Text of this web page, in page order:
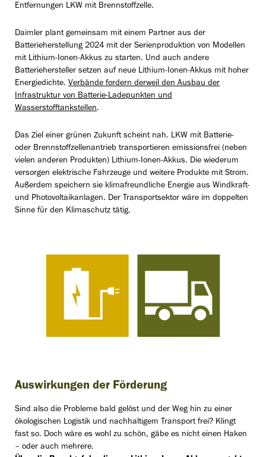
Entfernungen LKW mit Brennstoffzelle.
Daimler plant gemeinsam mit einem Partner aus der
Batterieherstellung 2024 mit der Serienproduktion von Modellen
mit Lithium-Ionen-Akkus zu starten. Und auch andere
Batteriehersteller setzen auf neue Lithium-Ionen-Akkus mit hoher
Energiedichte. Verbände fordern derweil den Ausbau der
Infrastruktur von Batterie-Ladepunkten und
Wasserstofftankstellen.
Das Ziel einer grünen Zukunft scheint nah. LKW mit Batterie-
oder Brennstoffzellenantrieb transportieren emissionsfrei (neben
vielen anderen Produkten) Lithium-Ionen-Akkus. Die wiederum
versorgen elektrische Fahrzeuge und weitere Produkte mit Strom.
Außerdem speichern sie klimafreundliche Energie aus Windkraft-
und Photovoltaikanlagen. Der Transportsektor wäre im doppelten
Sinne für den Klimaschutz tätig.
Auswirkungen der Förderung
Sind also die Probleme bald gelöst und der Weg hin zu einer
ökologischen Logistik und nachhaltigem Transport frei? Klingt
fast so. Doch wäre es wohl zu schön, gäbe es nicht einen Haken
– oder auch mehrere.